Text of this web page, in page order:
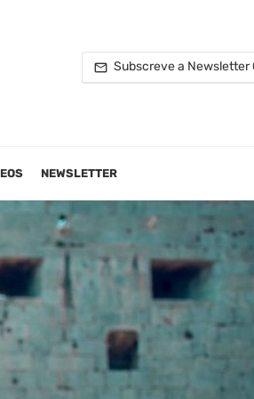
Subscreve a Newsletter
NEWSLETTER